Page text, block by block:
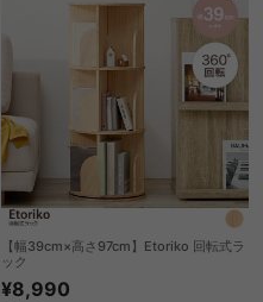
【幅39cm×高さ97cm】Etoriko 回転式ラ
ック
¥8,990